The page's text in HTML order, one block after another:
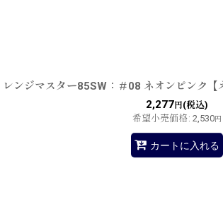
レンジマスター85SW：＃08 ネオンピンク【
2,277円(税込)
希望小売価格: 2,530円
カートに入れる